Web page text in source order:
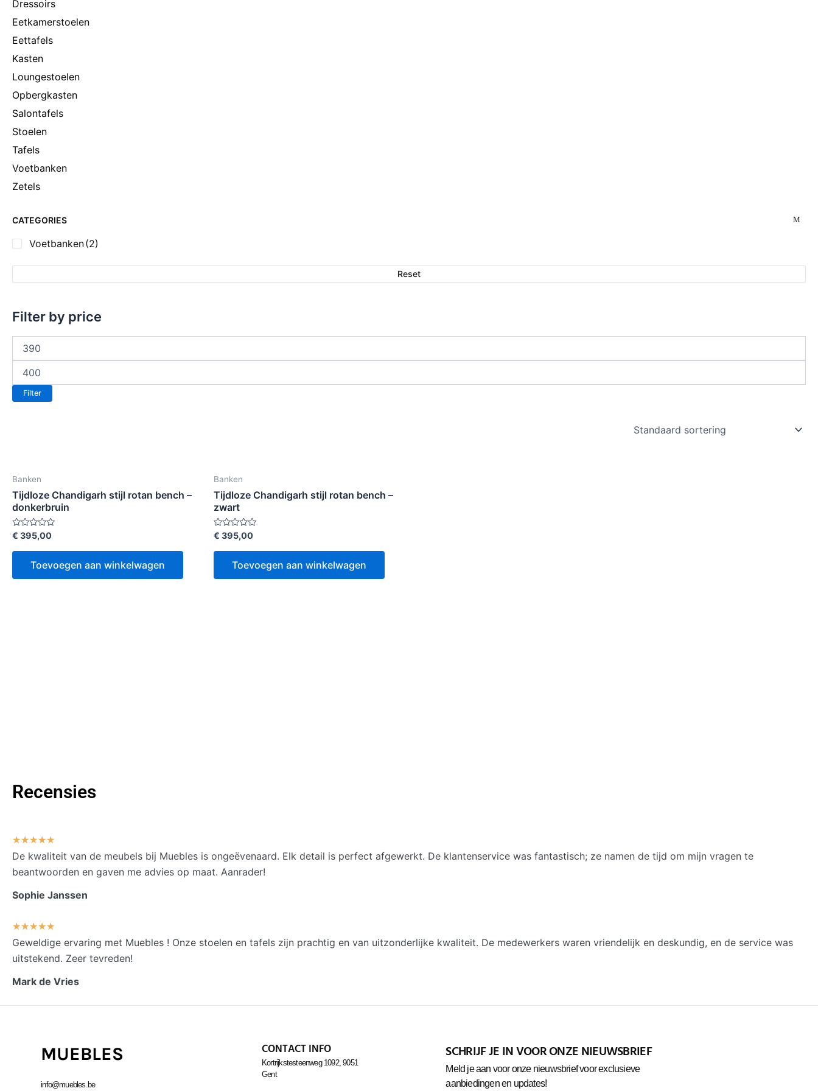
Dressoirs
Eetkamerstoelen
Eettafels
Kasten
Loungestoelen
Opbergkasten
Salontafels
Stoelen
Tafels
Voetbanken
Zetels
CATEGORIES
Voetbanken(2)
Reset
Filter by price
Filter
Banken
Tijdloze Chandigarh stijl rotan bench –
donkerbruin
Beoordeeld
met
0
€ 395,00
Toevoegen aan winkelwagen
Banken
Tijdloze Chandigarh stijl rotan bench –
zwart
Beoordeeld
met
0
€ 395,00
Toevoegen aan winkelwagen
Recensies
★★★★★
5
uit
De kwaliteit van de meubels bij Muebles is ongeëvenaard. Elk detail is perfect afgewerkt. De klantenservice was fantastisch; ze namen de tijd om mijn vragen te
beantwoorden en gaven me advies op maat. Aanrader!
Sophie Janssen
★★★★★
5
uit
Geweldige ervaring met Muebles ! Onze stoelen en tafels zijn prachtig en van uitzonderlijke kwaliteit. De medewerkers waren vriendelijk en deskundig, en de service was
uitstekend. Zeer tevreden!
Mark de Vries
MUEBLES
info@muebles.be
CONTACT INFO
Kortrijkstesteenweg 1092, 9051
Gent
SCHRIJF JE IN VOOR ONZE NIEUWSBRIEF
Meld je aan voor onze nieuwsbrief voor exclusieve
aanbiedingen en updates!